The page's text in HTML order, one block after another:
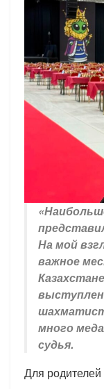
На мой
важное
много
судья.
Для